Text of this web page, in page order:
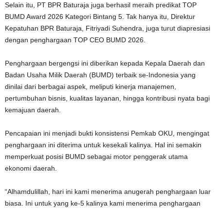
Selain itu, PT BPR Baturaja juga berhasil meraih predikat TOP
BUMD Award 2026 Kategori Bintang 5. Tak hanya itu, Direktur
Kepatuhan BPR Baturaja, Fitriyadi Suhendra, juga turut diapresiasi
dengan penghargaan TOP CEO BUMD 2026.
Penghargaan bergengsi ini diberikan kepada Kepala Daerah dan
Badan Usaha Milik Daerah (BUMD) terbaik se-Indonesia yang
dinilai dari berbagai aspek, meliputi kinerja manajemen,
pertumbuhan bisnis, kualitas layanan, hingga kontribusi nyata bagi
kemajuan daerah.
Pencapaian ini menjadi bukti konsistensi Pemkab OKU, mengingat
penghargaan ini diterima untuk kesekali kalinya. Hal ini semakin
memperkuat posisi BUMD sebagai motor penggerak utama
ekonomi daerah.
“Alhamdulillah, hari ini kami menerima anugerah penghargaan luar
biasa. Ini untuk yang ke-5 kalinya kami menerima penghargaan